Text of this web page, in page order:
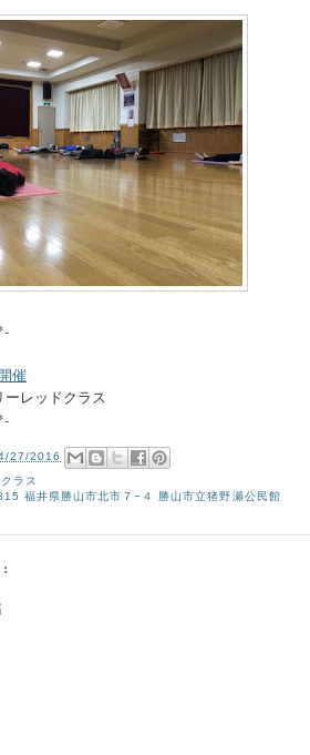
催
ーレッドクラス
27/2016
ラス
福井県勝山市北市７−４ 勝山市立猪野瀬公民館